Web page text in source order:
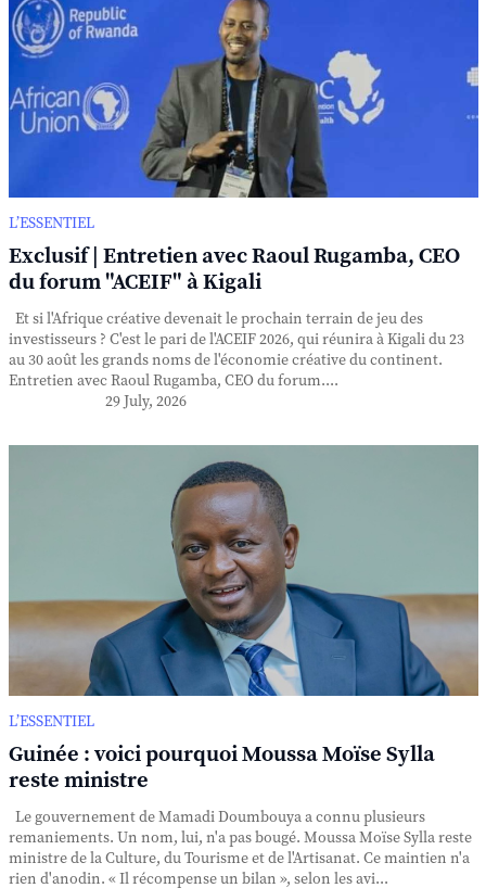
L’ESSENTIEL
Exclusif | Entretien avec Raoul Rugamba, CEO
du forum "ACEIF" à Kigali
Et si l'Afrique créative devenait le prochain terrain de jeu des
investisseurs ? C'est le pari de l'ACEIF 2026, qui réunira à Kigali du 23
au 30 août les grands noms de l'économie créative du continent.
Entretien avec Raoul Rugamba, CEO du forum....
29 July, 2026
L’ESSENTIEL
Guinée : voici pourquoi Moussa Moïse Sylla
reste ministre
Le gouvernement de Mamadi Doumbouya a connu plusieurs
remaniements. Un nom, lui, n'a pas bougé. Moussa Moïse Sylla reste
ministre de la Culture, du Tourisme et de l'Artisanat. Ce maintien n'a
rien d'anodin. « Il récompense un bilan », selon les avi...